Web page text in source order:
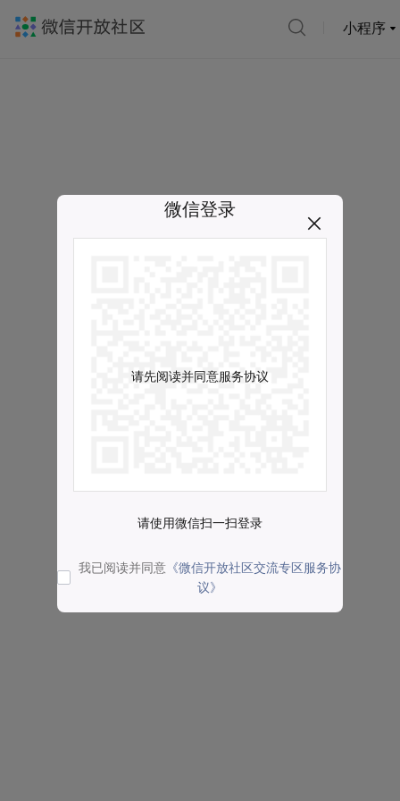
小程序
微信登录
请先阅读并同意服务协议
请使用微信扫一扫登录
我已阅读并同意 《微信开放社区交流专区服务协
议》